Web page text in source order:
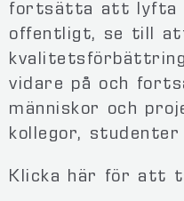
fortsätta att lyfta
offentligt, se till
vidare på och
människor och
kollegor,
Klicka här för att